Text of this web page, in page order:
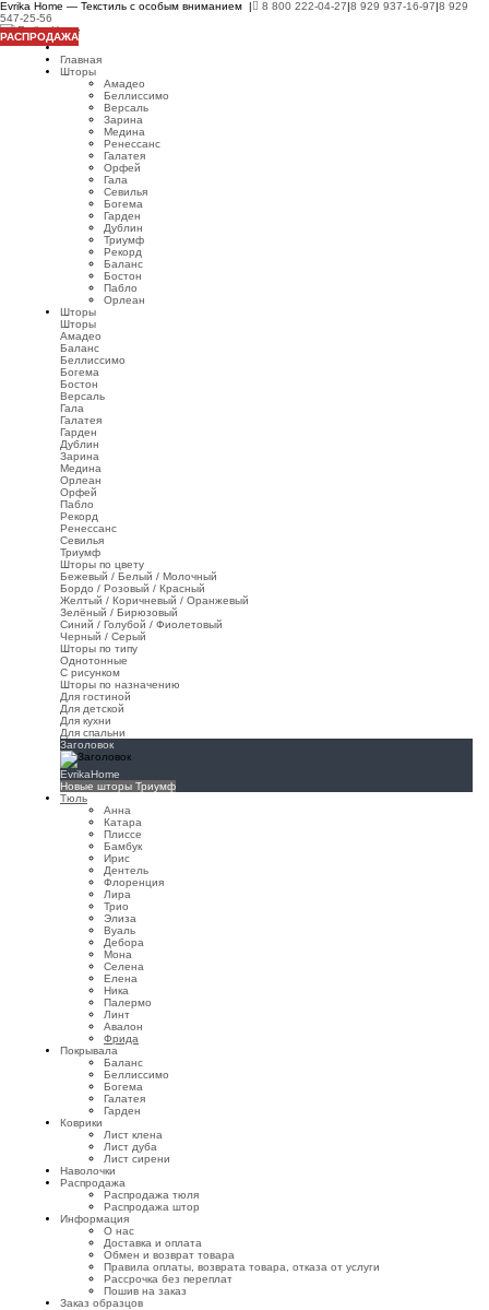
Evrika Home — Текстиль с особым вниманием | 8 800 222-04-27|8 929 937-16-97|8 929
547-25-56
Главная
Шторы
Амадео
Беллиссимо
Версаль
Зарина
Медина
Ренессанс
Галатея
Орфей
Гала
Севилья
Богема
Гарден
Дублин
Триумф
Рекорд
Баланс
Бостон
Пабло
Орлеан
Шторы
Шторы
Амадео
Баланс
Беллиссимо
Богема
Бостон
Версаль
Гала
Галатея
Гарден
Дублин
Зарина
Медина
Орлеан
Орфей
Пабло
Рекорд
Ренессанс
Севилья
Триумф
Шторы по цвету
Бежевый / Белый / Молочный
Бордо / Розовый / Красный
Желтый / Коричневый / Оранжевый
Зелёный / Бирюзовый
Синий / Голубой / Фиолетовый
Черный / Серый
Шторы по типу
Однотонные
С рисунком
Шторы по назначению
Для гостиной
Для детской
Для кухни
Для спальни
Заголовок
EvrikaHome
Новые шторы Триумф
Тюль
Анна
Катара
Плиссе
Бамбук
Ирис
Дентель
Флоренция
Лира
Трио
Элиза
Вуаль
Дебора
Мона
Селена
Елена
Ника
Палермо
Линт
Авалон
Фрида
Покрывала
Баланс
Беллиссимо
Богема
Галатея
Гарден
Коврики
Лист клена
Лист дуба
Лист сирени
Наволочки
Распродажа
Распродажа тюля
Распродажа штор
Информация
О нас
Доставка и оплата
Обмен и возврат товара
Правила оплаты, возврата товара, отказа от услуги
Рассрочка без переплат
Пошив на заказ
Заказ образцов
РАСПРОДАЖА